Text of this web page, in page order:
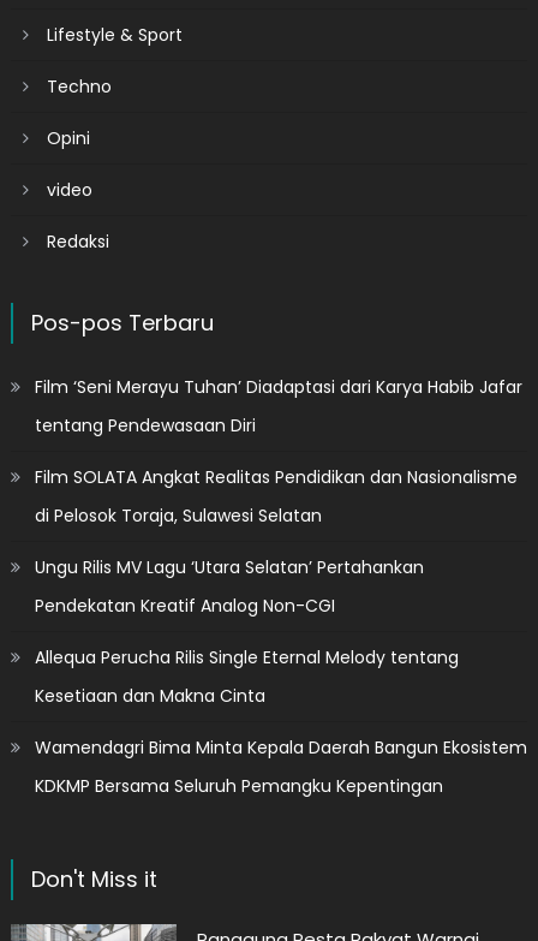
Lifestyle & Sport
Techno
Opini
video
Redaksi
Pos-pos Terbaru
Film ‘Seni Merayu Tuhan’ Diadaptasi dari Karya Habib Jafar
tentang Pendewasaan Diri
Film SOLATA Angkat Realitas Pendidikan dan Nasionalisme
di Pelosok Toraja, Sulawesi Selatan
Ungu Rilis MV Lagu ‘Utara Selatan’ Pertahankan
Pendekatan Kreatif Analog Non-CGI
Allequa Perucha Rilis Single Eternal Melody tentang
Kesetiaan dan Makna Cinta
Wamendagri Bima Minta Kepala Daerah Bangun Ekosistem
KDKMP Bersama Seluruh Pemangku Kepentingan
Don't Miss it